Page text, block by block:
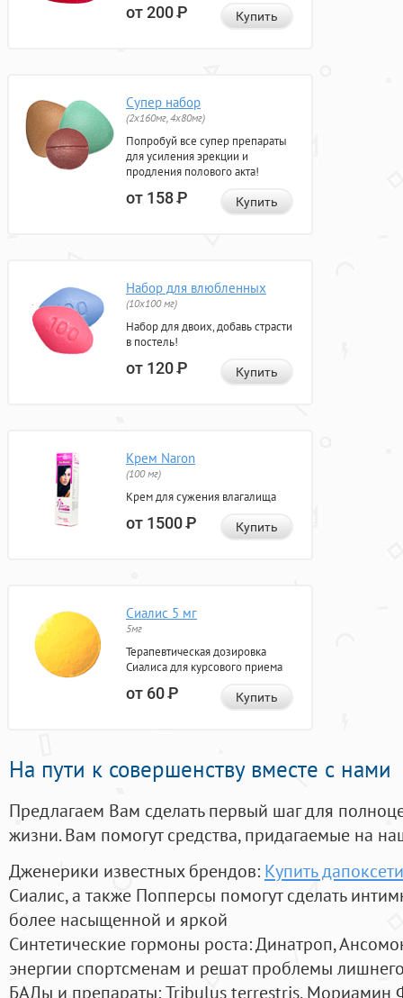
от 200Р Купить
Супер набор
(2х160мг, 4х80мг)
Попробуй все супер препараты
для усиления эрекции и
продления полового акта!
от 158Р Купить
Набор для влюбленных
(10х100 мг)
Набор для двоих, добавь страсти
в постель!
от 120Р Купить
Крем Naron
(100 мг)
Крем для сужения влагалища
от 1500Р Купить
Сиалис 5 мг
5мг
Терапевтическая дозировка
Сиалиса для курсового приема
от 60Р Купить
На пути к совершенству вместе с нами
Предлагаем Вам сделать первый шаг для
жизни. Вам помогут средства, придагаемые на
Дженерики известных брендов: Купить
Сиалис, а также Попперсы помогут сделать
более насыщенной и яркой
Синтетические гормоны роста: Динатроп,
энергии спортсменам и решат проблемы
БАДы и препараты:Tribulus terrestris, Мориамин